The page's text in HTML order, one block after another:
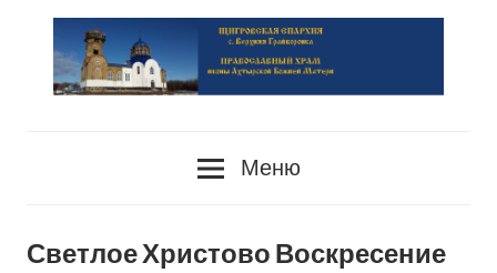
Перейти
содержимому
HRAM.RU
Меню
Светлое Христово Воскресение